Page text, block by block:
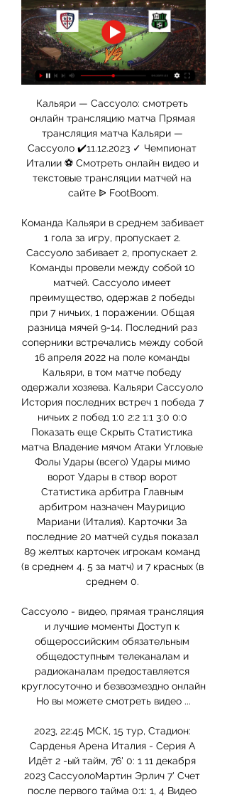
Кальяри — Сассуоло: смотреть
онлайн трансляцию матча Прямая
трансляция матча Кальяри —
Сассуоло ✔️11.12.2023 ✓ Чемпионат
Италии ⚽ Смотреть онлайн видео и
текстовые трансляции матчей на
сайте ᐉ FootBoom.
Команда Кальяри в среднем забивает
1 гола за игру, пропускает 2.
Сассуоло забивает 2, пропускает 2.
Команды провели между собой 10
матчей. Сассуоло имеет
преимущество, одержав 2 победы
при 7 ничьих, 1 поражении. Общая
разница мячей 9-14. Последний раз
соперники встречались между собой
16 апреля 2022 на поле команды
Кальяри, в том матче победу
одержали хозяева. Кальяри Сассуоло
История последних встреч 1 победа 7
ничьих 2 побед 1:0 2:2 1:1 3:0 0:0
Показать еще Скрыть Статистика
матча Владение мячом Атаки Угловые
Фолы Удары (всего) Удары мимо
ворот Удары в створ ворот
Статистика арбитра Главным
арбитром назначен Маурицио
Мариани (Италия). Карточки За
последние 20 матчей судья показал
89 желтых карточек игрокам команд
(в среднем 4. 5 за матч) и 7 красных (в
среднем 0.
Сассуоло - видео, прямая трансляция
и лучшие моменты Доступ к
общероссийским обязательным
общедоступным телеканалам и
радиоканалам предоставляется
круглосуточно и безвозмездно онлайн
Но вы можете смотреть видео ...
2023, 22:45 МСК, 15 тур, Стадион:
Сарденья Арена Италия - Серия А
Идёт 2 -ый тайм, 76' 0: 1 11 декабря
2023 СассуолоМартин Эрлич 7' Счет
после первого тайма 0:1: 1, 4 Видео